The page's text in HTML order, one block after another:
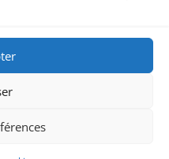
| Réalisation